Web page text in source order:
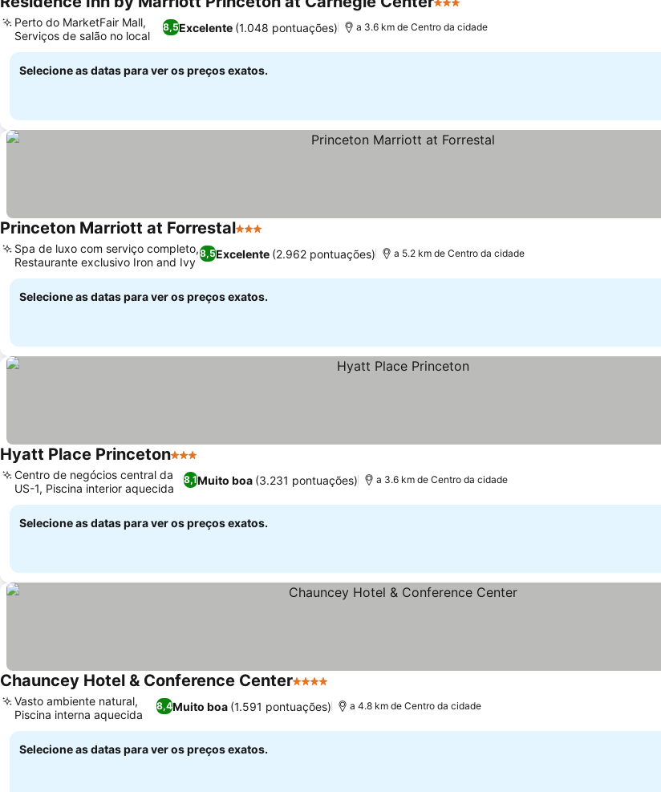
3 Estrelas
8,5Excelente (1.048 pontuações)
Perto do MarketFair Mall,
Serviços de salão no local
a 3.6 km de Centro da cidade
Selecione as datas para ver os preços exatos.
Princeton Marriott at Forrestal3 Estrelas
8,5Excelente (2.962 pontuações)
Spa de luxo com serviço completo,
Restaurante exclusivo Iron and Ivy
a 5.2 km de Centro da cidade
Selecione as datas para ver os preços exatos.
Hyatt Place Princeton3 Estrelas
8,1Muito boa (3.231 pontuações)
Centro de negócios central da
US-1, Piscina interior aquecida
a 3.6 km de Centro da cidade
Selecione as datas para ver os preços exatos.
Chauncey Hotel & Conference Center4 Estrelas
8,4Muito boa (1.591 pontuações)
Vasto ambiente natural,
Piscina interna aquecida
a 4.8 km de Centro da cidade
Selecione as datas para ver os preços exatos.